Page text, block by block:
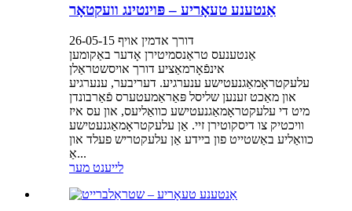
אַנטענע טעאָריע – פּוינטינג וועקטאָר
דורך אדמין אויף 26-05-15
אַנטענעס טראַנסמיטירן אָדער באַקומען
אינפֿאָרמאַציע דורך אויסשטראַלן
עלעקטראָמאַגנעטישע ענערגיע. דעריבער, ענערגיע
און מאַכט זענען שליסל פּאַראַמעטערס פֿאַרבונדן
מיט די עלעקטראָמאַגנעטישע כוואַליעס, און עס איז
וויכטיק צו דיסקוטירן זיי. אַן עלעקטראָמאַגנעטישע
כוואַליע באַשטייט פון ביידע אַן עלעקטריש פעלד און
אַ...
לייענט מער